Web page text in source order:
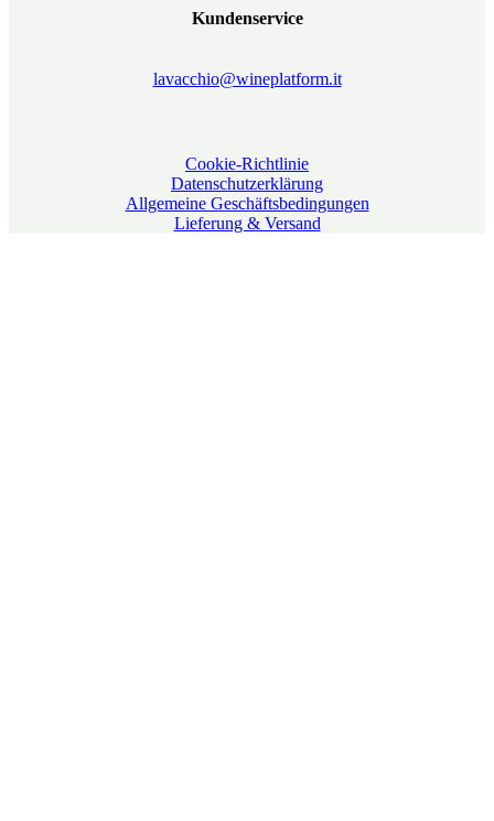
Kundenservice
lavacchio@wineplatform.it
Cookie-Richtlinie
Datenschutzerklärung
Allgemeine Geschäftsbedingungen
Lieferung & Versand